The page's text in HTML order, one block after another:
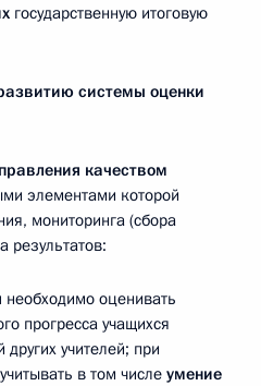
государственную итоговую
системы оценки
качеством
элементами которой
мониторинга (сбора
результатов:
необходимо оценивать
прогресса учащихся
учителей; при
в том числе умение